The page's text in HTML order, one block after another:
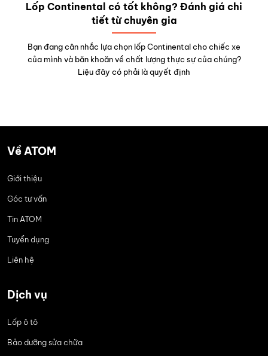
Lốp Continental có tốt không? Đánh giá chi
tiết từ chuyên gia
Bạn đang cân nhắc lựa chọn lốp Continental cho chiếc xe
của mình và băn khoăn về chất lượng thực sự của chúng?
Liệu đây có phải là quyết định
Về ATOM
Giới thiệu
Góc tư vấn
Tin ATOM
Tuyển dụng
Liên hệ
Dịch vụ
Lốp ô tô
Bảo dưỡng sửa chữa